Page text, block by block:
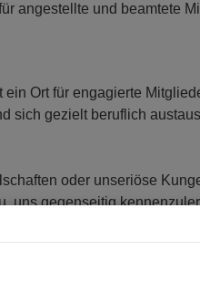
angestellte und beamtete
Ort für engagierte
sich gezielt beruflich
oder unseriöse
uns gegenseitig
Miniseminar oder einer
Teilnehmenden selbst
zwanglos zugeht, sollte